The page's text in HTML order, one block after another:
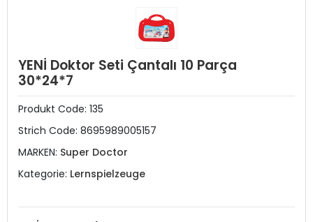
YENİ Doktor Seti Çantalı 10 Parça
30*24*7
Produkt Code: 135
Strich Code: 8695989005157
MARKEN: Super Doctor
Kategorie: Lernspielzeuge